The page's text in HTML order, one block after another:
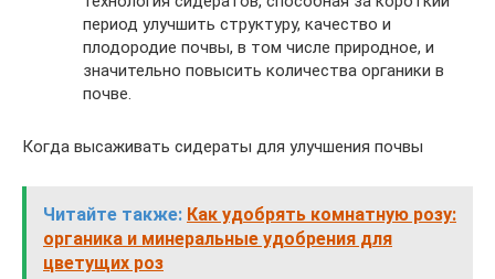
период улучшить структуру, качество и
плодородие почвы, в том числе природное, и
значительно повысить количества органики в
почве.
Когда высаживать сидераты для улучшения почвы
Читайте также: Как удобрять комнатную розу:
органика и минеральные удобрения для
цветущих роз